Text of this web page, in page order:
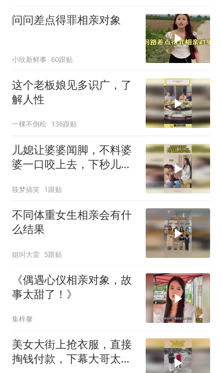
问问差点得罪相亲对象
小欣新鲜事 60跟贴
这个老板娘见多识广，了
解人性
一棵不倒松 136跟贴
儿媳让婆婆闻脚，不料婆
婆一口咬上去，下秒儿媳
筱梦搞笑 1跟贴
不同体重女生相亲会有什
么结果
姐叫大雷 5跟贴
《偶遇心仪相亲对象，故
事太甜了！》
集梓馨
美女大街上抢衣服，直接
掏钱付款，下幕大哥太亏